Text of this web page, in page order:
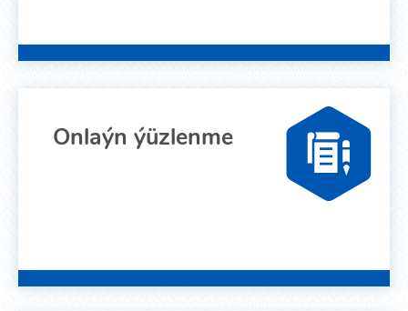
Onlaýn ýüzlenme